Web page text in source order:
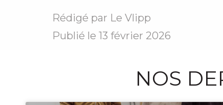
Rédigé par Le Vlipp
Publié le 13 février 2026
NOS